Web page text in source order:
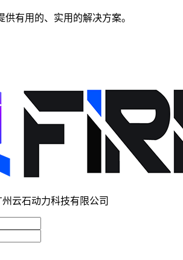
供有用的、实用的解决方案。
云石动力科技有限公司